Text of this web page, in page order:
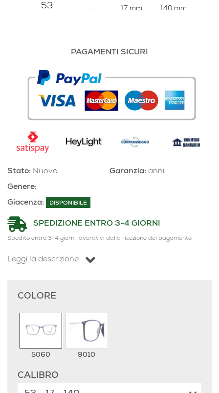
53 - - 17 mm 140 mm
PAGAMENTI SICURI
Stato: Nuovo
Genere:
Garanzia: anni
Giacenza: DISPONIBILE
SPEDIZIONE ENTRO 3-4 GIORNI
Spedito entro 3-4 giorni lavorativi dalla ricezione del pagamento
Leggi la descrizione
COLORE
5060 9010
CALIBRO